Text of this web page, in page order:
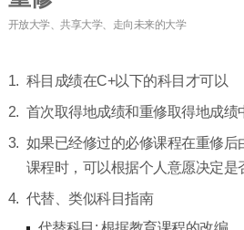
科目成绩在C+以下的科目才可以
首次取得地成绩和重修取得地成绩
如果已经修过的必修课程在重修后
课程时，可以根据个人意愿决定是
代替、类似科目指南